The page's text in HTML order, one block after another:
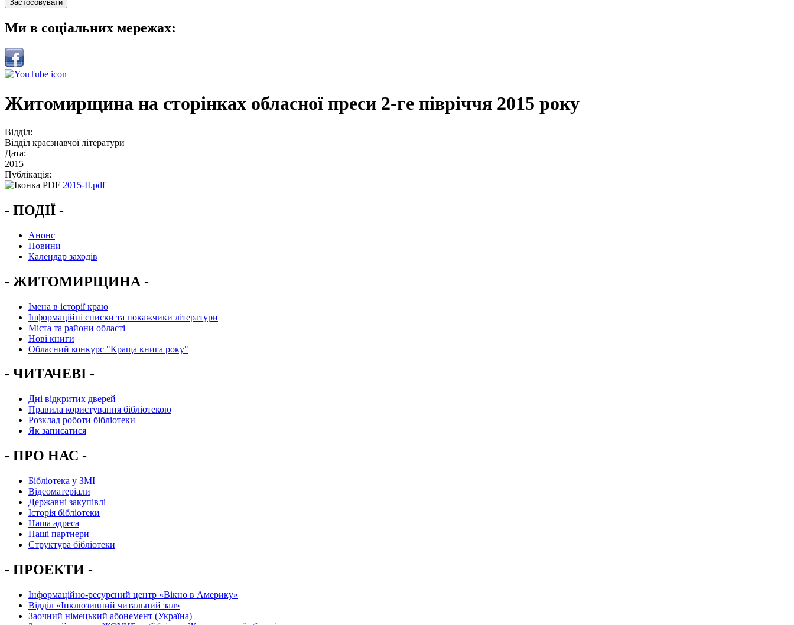
Ми в соціальних мережах:
Житомирщина на сторінках обласної преси 2-ге півріччя 2015 року
Відділ:
Відділ краєзнавчої літератури
Дата:
2015
Публікація:
2015-II.pdf
- ПОДІЇ -
Анонс
Новини
Календар заходів
- ЖИТОМИРЩИНА -
Імена в історії краю
Інформаційні списки та покажчики літератури
Міста та райони області
Нові книги
Обласний конкурс "Краща книга року"
- ЧИТАЧЕВІ -
Дні відкритих дверей
Правила користування бібліотекою
Розклад роботи бібліотеки
Як записатися
- ПРО НАС -
Бібліотека у ЗМІ
Відеоматеріали
Державні закупівлі
Історія бібліотеки
Наша адреса
Наші партнери
Структура бібліотеки
- ПРОЕКТИ -
Інформаційно-ресурсний центр «Вікно в Америку»
Вiддiл «Інклюзивний читальний зал»
Заочний німецький абонемент (Україна)